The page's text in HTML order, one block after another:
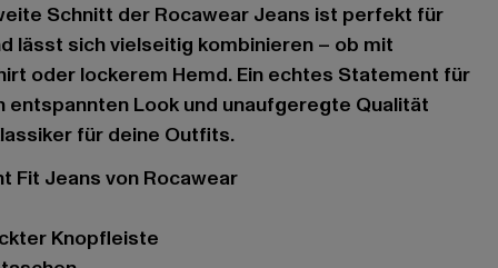
Schnitt der Rocawear Jeans ist perfekt für
lässt sich vielseitig kombinieren – ob mit
oder lockerem Hemd. Ein echtes Statement für
entspannten Look und unaufgeregte Qualität
für deine Outfits.
Fit Jeans von Rocawear
Knopfleiste